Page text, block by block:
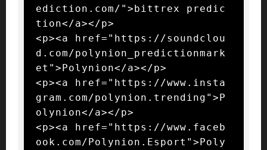
ediction.com/">bittrex predic
tion</a></p>
<p><a href="https://soundclou
d.com/polynion_predictionmark
et">Polynion</a></p>
<p><a href="https://www.insta
gram.com/polynion.trending">P
olynion</a></p>
<p><a href="https://www.faceb
ook.com/Polynion.Esport">Poly